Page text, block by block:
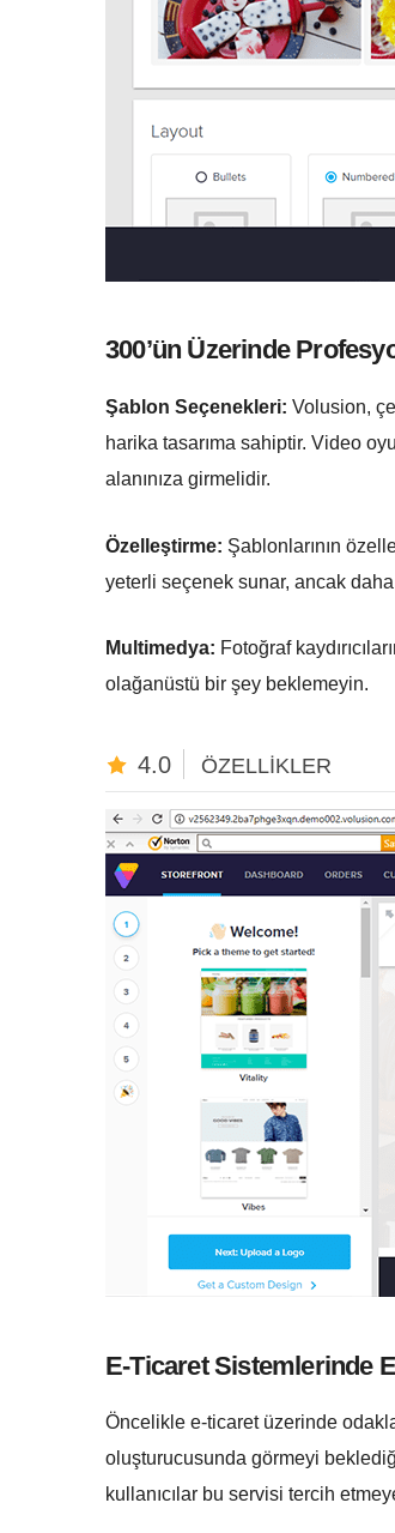
300’ün Üzerinde
Şablon Seçenekleri: Volusion,
harika tasarıma sahiptir. Video
alanınıza girmelidir.
Özelleştirme: Şablonlarının
yeterli seçenek sunar, ancak
Multimedya: Fotoğraf
olağanüstü bir şey beklemeyin.
4.0 ÖZELLIKLER
E-Ticaret Sistemlerinde
Öncelikle e-ticaret üzerinde
oluşturucusunda görmeyi
kullanıcılar bu servisi tercih